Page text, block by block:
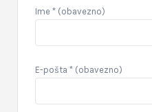
Ime * (obavezno)
E-pošta * (obavezno)